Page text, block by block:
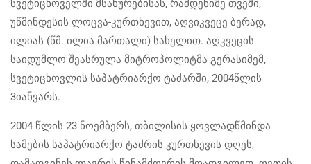
სვეტიცხოველში მსახურებისას, რამდენიმე თვეში,
უწმინდესის ლოცვა-კურთხევით, აღვიკვეცე ბერად,
ილიას (წმ. ილია მართალი) სახელით. აღკვეცის
საიდუმლო შეასრულა მიტროპოლიტმა გერასიმემ,
სვეტიცხოვლის საპატრიარქო ტაძარში, 2004წლის
3იანვარს.
2004 წლის 23 ნოემბერს, თბილისის ყოვლადწმინდა
სამების საპატრიარქო ტაძრის კურთხევის დღეს,